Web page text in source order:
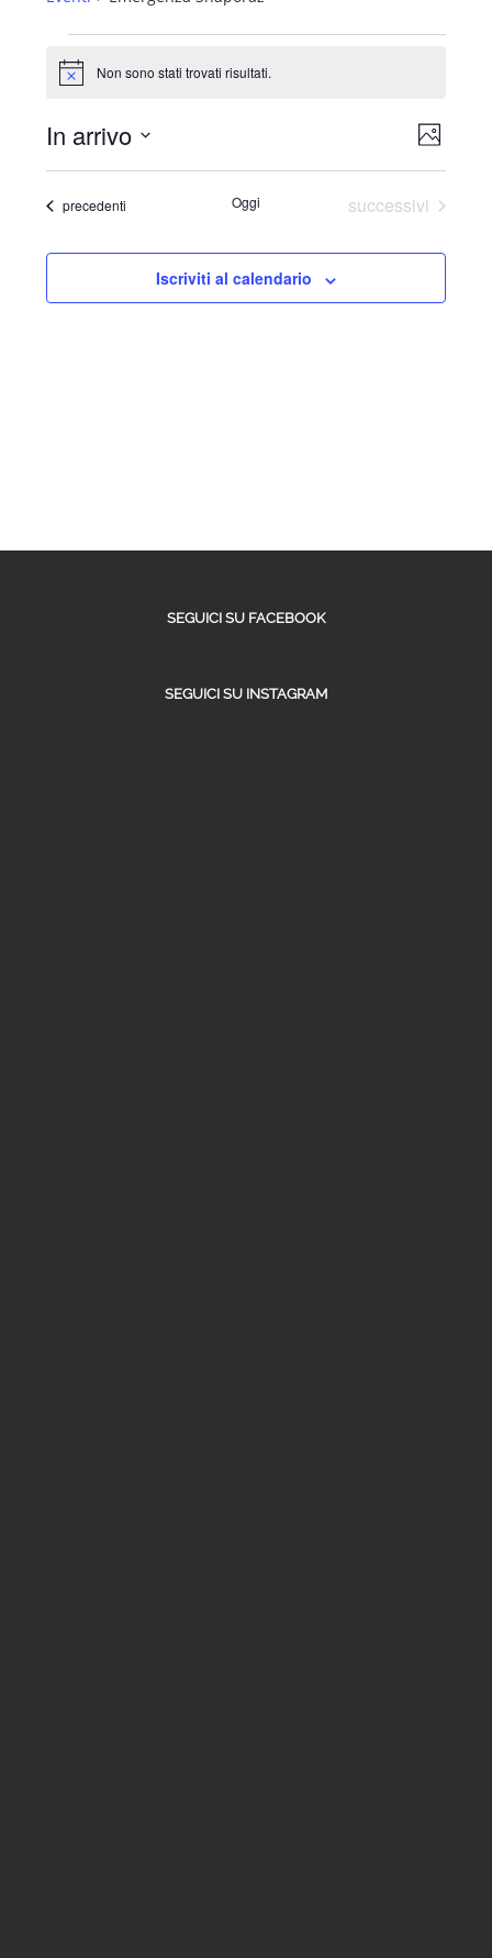
Notice Non sono stati trovati risultati.
Viste
Evento
Viste
Foto
In arrivo
Select
date.
of
events
Photo
Eventi
precedenti Oggi Eventi
successivi
Iscriviti al calendario
SEGUICI SU FACEBOOK
SEGUICI SU INSTAGRAM